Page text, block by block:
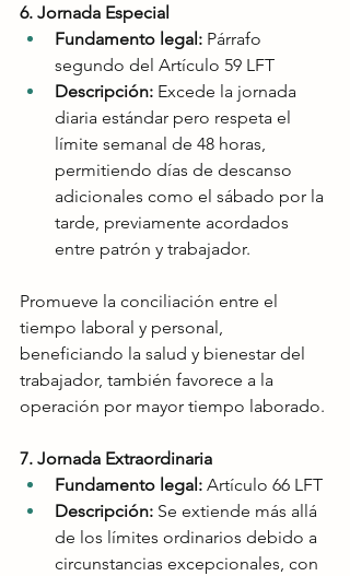
6. Jornada Especial
Fundamento legal: Párrafo
segundo del Artículo 59 LFT
Descripción: Excede la jornada
diaria estándar pero respeta el
límite semanal de 48 horas,
permitiendo días de descanso
adicionales como el sábado por la
tarde, previamente acordados
entre patrón y trabajador.
Promueve la conciliación entre el
tiempo laboral y personal,
beneficiando la salud y bienestar del
trabajador, también favorece a la
operación por mayor tiempo laborado.
7. Jornada Extraordinaria
Fundamento legal: Artículo 66 LFT
Descripción: Se extiende más allá
de los límites ordinarios debido a
circunstancias excepcionales, con